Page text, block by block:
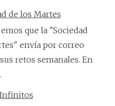
de los Martes
que la "Sociedad
envía por correo
retos semanales. En